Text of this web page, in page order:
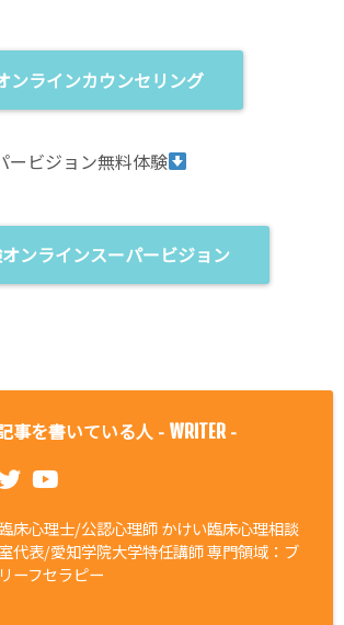
ンラインカウンセリング
ービジョン無料体験
ンラインスーパービジョン
事を書いている人 - WRITER -
床心理士/公認心理師 かけい臨床心理相談
室代表/愛知学院大学特任講師 専門領域：ブ
リーフセラピー